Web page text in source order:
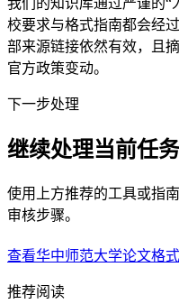
校要求与格式指南都会经
部来源链接依然有效，且
官方政策变动。
下一步处理
继续处理当前任务
使用上方推荐的工具或指
审核步骤。
查看华中师范大学论文格
推荐阅读